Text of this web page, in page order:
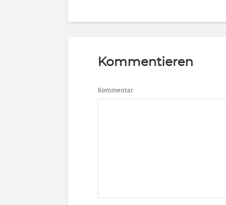
Kommentieren
Kommentar